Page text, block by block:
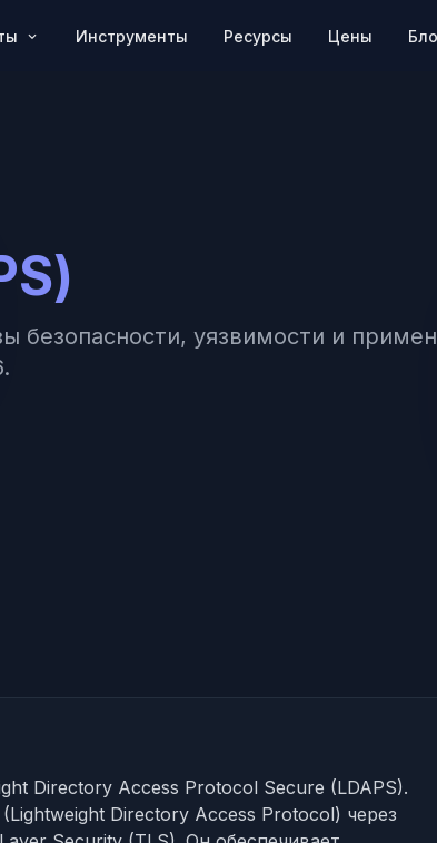
Инструменты Ресурсы Цены
безопасности, уязвимости и
Directory Access Protocol Secure (LDAPS).
Directory Access Protocol) через